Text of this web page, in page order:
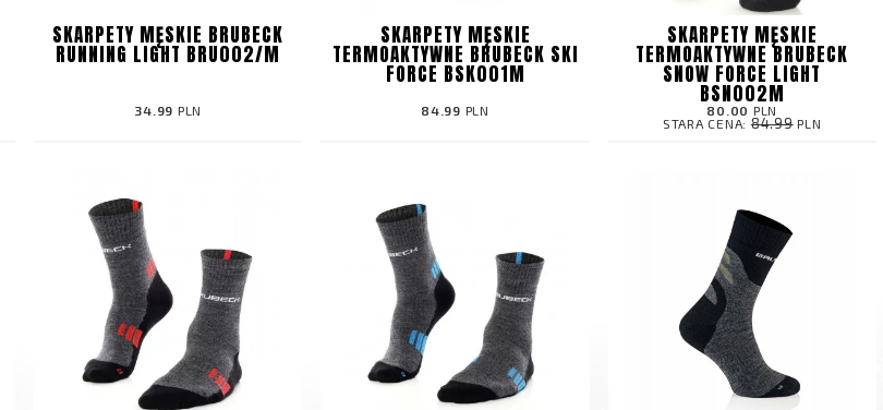
SKARPETY MĘSKIE BRUBECK
RUNNING LIGHT BRU002/M
34.99 PLN
SKARPETY MĘSKIE
TERMOAKTYWNE BRUBECK SKI
FORCE BSK001M
84.99 PLN
SKARPETY MĘSKIE
TERMOAKTYWNE BRUBECK
SNOW FORCE LIGHT
BSN002M
80.00 PLN
STARA CENA: 84.99PLN